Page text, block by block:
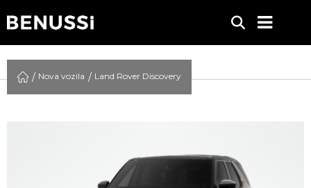
Nova vozila Land Rover Discovery